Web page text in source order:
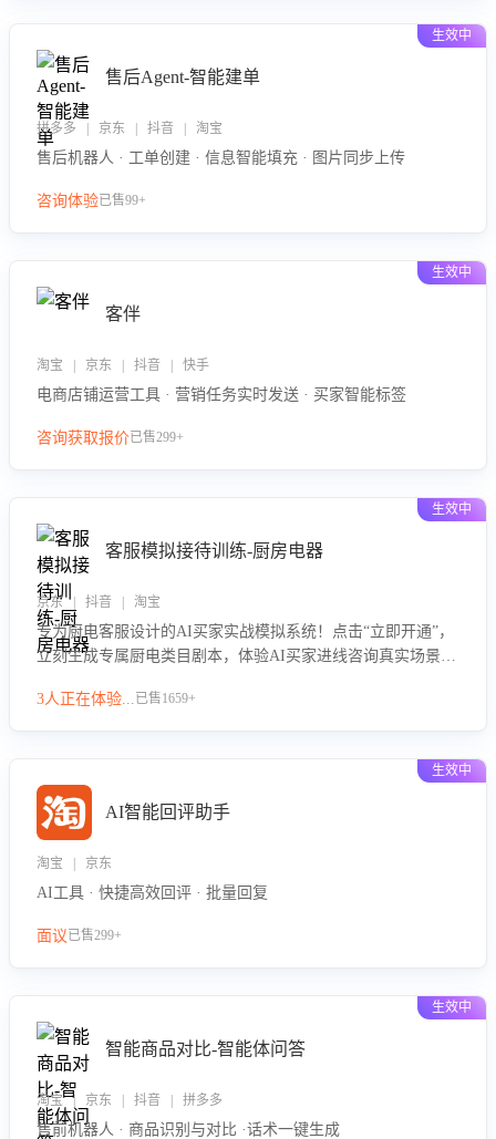
生效中
售后Agent-智能建单
拼多多 | 京东 | 抖音 | 淘宝
售后机器人 · 工单创建 · 信息智能填充 · 图片同步上传
咨询体验已售99+
生效中
客伴
淘宝 | 京东 | 抖音 | 快手
电商店铺运营工具 · 营销任务实时发送 · 买家智能标签
咨询获取报价已售299+
生效中
客服模拟接待训练-厨房电器
京东 | 抖音 | 淘宝
专为厨电客服设计的AI买家实战模拟系统！点击“立即开通”，
立刻生成专属厨电类目剧本，体验AI买家进线咨询真实场景训
技巧！
3人正在体验...已售1659+
生效中
AI智能回评助手
淘宝 | 京东
AI工具 · 快捷高效回评 · 批量回复
面议已售299+
生效中
智能商品对比-智能体问答
淘宝 | 京东 | 抖音 | 拼多多
售前机器人 · 商品识别与对比 ·话术一键生成